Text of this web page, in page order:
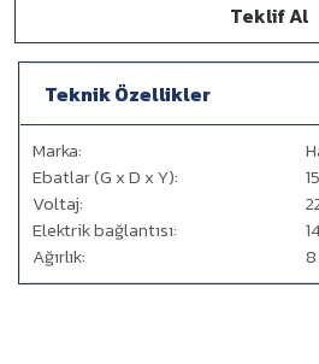
Teklif Al
Teknik Özellikler
Marka:
Ebatlar (G x D x Y):
Voltaj:
Elektrik bağlantısı:
Ağırlık: